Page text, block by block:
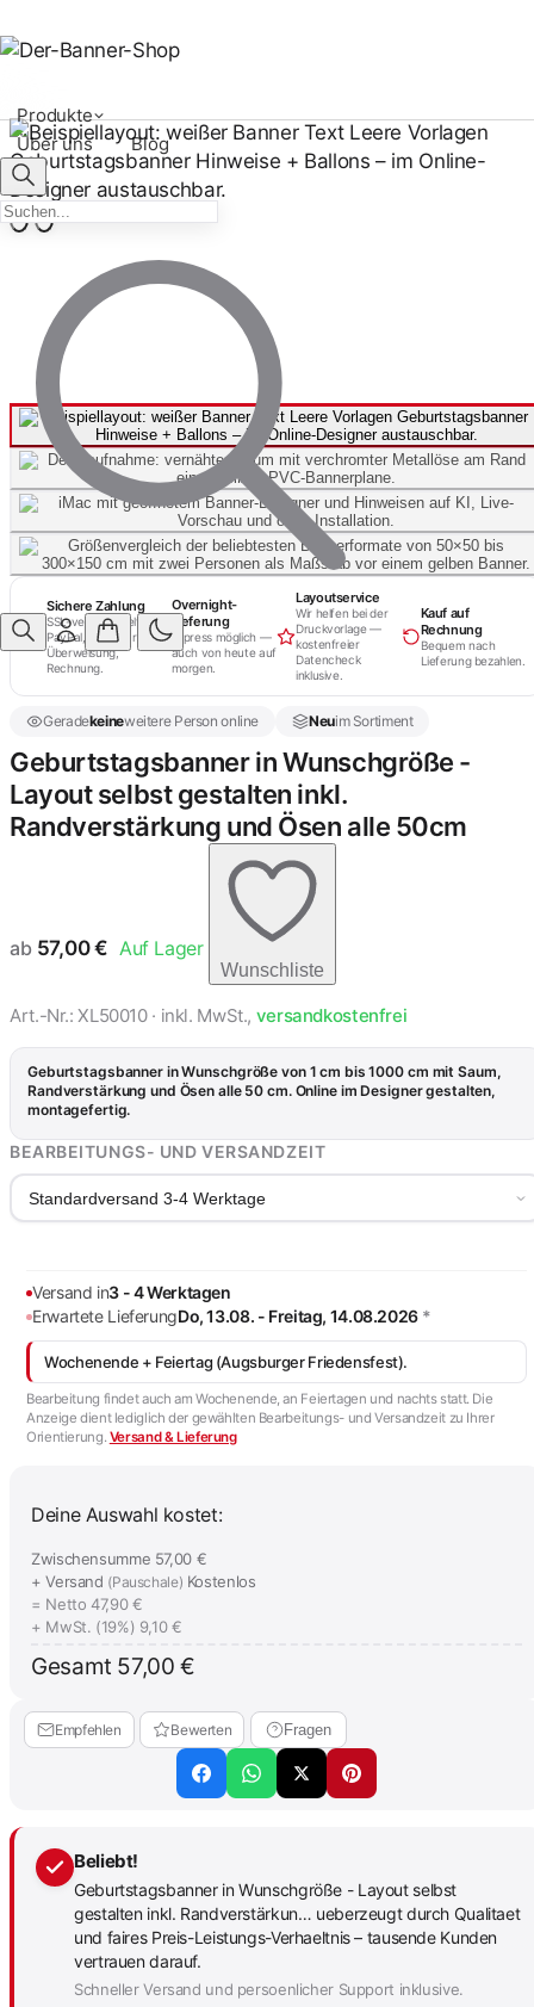
Produkte
Über uns
Blog
Sichere Zahlung
SSL-verschlüsselt.
PayPal, Kreditkarte,
Überweisung,
Rechnung.
Overnight-
Lieferung
Express möglich —
auch von heute auf
morgen.
Layoutservice
Wir helfen bei der
Druckvorlage —
kostenfreier
Datencheck
inklusive.
Kauf auf
Rechnung
Bequem nach
Lieferung bezahlen.
Geradekeineweitere Person online Neuim Sortiment
Geburtstagsbanner in Wunschgröße -
Layout selbst gestalten inkl.
Randverstärkung und Ösen alle 50cm
ab 57,00€ Auf Lager
Wunschliste
Art.-Nr.: XL50010 · inkl. MwSt., versandkostenfrei
Geburtstagsbanner in Wunschgröße von 1 cm bis 1000 cm mit Saum,
Randverstärkung und Ösen alle 50 cm. Online im Designer gestalten,
montagefertig.
BEARBEITUNGS- UND VERSANDZEIT
Standardversand 3-4 Werktage
Versand in3 - 4 Werktagen
Erwartete LieferungDo, 13.08. - Freitag, 14.08.2026 *
Wochenende + Feiertag (Augsburger Friedensfest).
Bearbeitung findet auch am Wochenende, an Feiertagen und nachts statt. Die
Anzeige dient lediglich der gewählten Bearbeitungs- und Versandzeit zu Ihrer
Orientierung. Versand & Lieferung
Deine Auswahl kostet:
Zwischensumme 57,00 €
+ Versand (Pauschale) Kostenlos
= Netto 47,90 €
+ MwSt. (19%) 9,10 €
Gesamt 57,00 €
Empfehlen Bewerten Fragen
Beliebt!
Geburtstagsbanner in Wunschgröße - Layout selbst
gestalten inkl. Randverstärkun… ueberzeugt durch Qualitaet
und faires Preis-Leistungs-Verhaeltnis – tausende Kunden
vertrauen darauf.
Schneller Versand und persoenlicher Support inklusive.